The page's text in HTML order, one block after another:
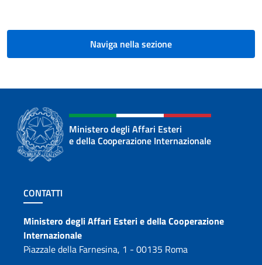
Naviga nella sezione
Ministero degli Affari Esteri
e della Cooperazione Internazionale
Sezione footer
CONTATTI
Contatti
Ministero degli Affari Esteri e della Cooperazione
Internazionale
Piazzale della Farnesina, 1 - 00135 Roma